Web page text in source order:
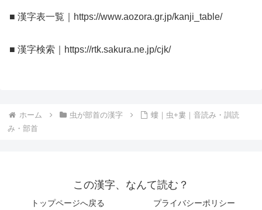
■ 漢字表一覧｜https://www.aozora.gr.jp/kanji_table/
■ 漢字検索｜https://rtk.sakura.ne.jp/cjk/
ホーム 虫が部首の漢字
螻｜虫+婁｜音読み・訓読
み・部首
この漢字、なんて読む？
トップページへ戻る プライバシーポリシー